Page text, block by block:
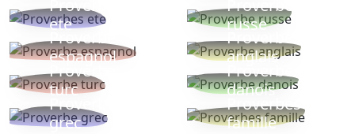
Proverbes
ete
Proverbe
russe
Proverbe
espagnol
Proverbe
anglais
Proverbe
turc
Proverbe
danois
Proverbe
grec
Proverbes
famille